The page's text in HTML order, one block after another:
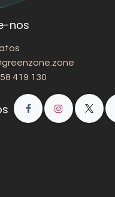
nos
419 130